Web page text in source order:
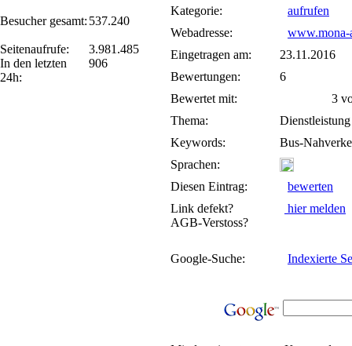
Besucher gesamt:
Seitenaufrufe:
In den letzten
24h:
537.240
3.981.485
906
Kategorie:
aufrufen
Webadresse:
www.mona-
Eingetragen am:
23.11.2016
Bewertungen:
6
Bewertet mit:
3
Thema:
Dienstleistung
Keywords:
Bus-
Sprachen:
Diesen Eintrag:
bewerten
Link defekt?
AGB-Verstoss?
hier melden
Google-Suche: Indexierte